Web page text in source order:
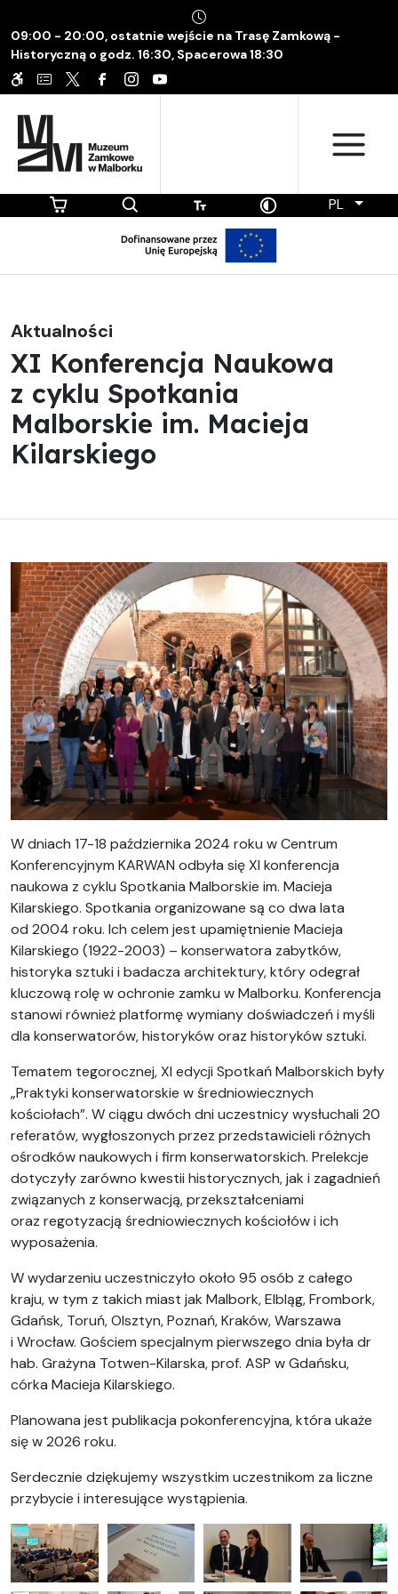
09:00 - 20:00, ostatnie wejście na Trasę Zamkową -
Historyczną o godz. 16:30, Spacerowa 18:30
PL
Aktualności
XI Konferencja Naukowa
z cyklu Spotkania
Malborskie im. Macieja
Kilarskiego
W dniach 17-18 października 2024 roku w Centrum
Konferencyjnym KARWAN odbyła się XI konferencja
naukowa z cyklu Spotkania Malborskie im. Macieja
Kilarskiego. Spotkania organizowane są co dwa lata
od 2004 roku. Ich celem jest upamiętnienie Macieja
Kilarskiego (1922-2003) – konserwatora zabytków,
historyka sztuki i badacza architektury, który odegrał
kluczową rolę w ochronie zamku w Malborku. Konferencja
stanowi również platformę wymiany doświadczeń i myśli
dla konserwatorów, historyków oraz historyków sztuki.
Tematem tegorocznej, XI edycji Spotkań Malborskich były
„Praktyki konserwatorskie w średniowiecznych
kościołach”. W ciągu dwóch dni uczestnicy wysłuchali 20
referatów, wygłoszonych przez przedstawicieli różnych
ośrodków naukowych i firm konserwatorskich. Prelekcje
dotyczyły zarówno kwestii historycznych, jak i zagadnień
związanych z konserwacją, przekształceniami
oraz regotyzacją średniowiecznych kościołów i ich
wyposażenia.
W wydarzeniu uczestniczyło około 95 osób z całego
kraju, w tym z takich miast jak Malbork, Elbląg, Frombork,
Gdańsk, Toruń, Olsztyn, Poznań, Kraków, Warszawa
i Wrocław. Gościem specjalnym pierwszego dnia była dr
hab. Grażyna Totwen-Kilarska, prof. ASP w Gdańsku,
córka Macieja Kilarskiego.
Planowana jest publikacja pokonferencyjna, która ukaże
się w 2026 roku.
Serdecznie dziękujemy wszystkim uczestnikom za liczne
przybycie i interesujące wystąpienia.